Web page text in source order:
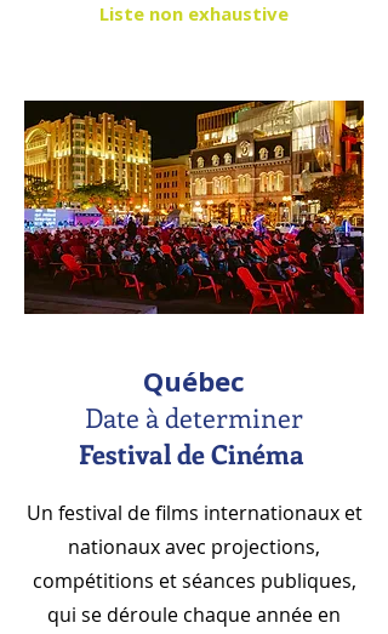
Liste non exhaustive
Québec
Date à determiner
Festival de Cinéma
Un festival de films internationaux et
nationaux avec projections,
compétitions et séances publiques,
qui se déroule chaque année en